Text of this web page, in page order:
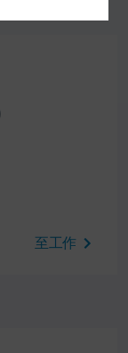
至工作